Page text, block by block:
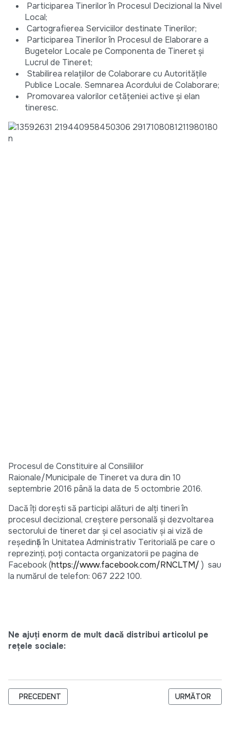
Participarea Tinerilor în Procesul Decizional la Nivel
Local;
Cartografierea Serviciilor destinate Tinerilor;
Participarea Tinerilor în Procesul de Elaborare a
Bugetelor Locale pe Componenta de Tineret şi
Lucrul de Tineret;
Stabilirea relațiilor de Colaborare cu Autoritățile
Publice Locale. Semnarea Acordului de Colaborare;
Promovarea valorilor cetățeniei active şi elan
tineresc.
Procesul de Constituire al Consiliilor
Raionale/Municipale de Tineret va dura din 10
septembrie 2016 până la data de 5 octombrie 2016.
Dacă îți doreşti să participi alături de alți tineri în
procesul decizional, creștere personală şi dezvoltarea
sectorului de tineret dar şi cel asociativ şi ai viză de
reședință în Unitatea Administrativ Teritorială pe care o
reprezinți, poți contacta organizatorii pe pagina de
Facebook (https://www.facebook.com/RNCLTM/ ) sau
la numărul de telefon: 067 222 100.
Ne ajuți enorm de mult dacă distribui articolul pe
rețele sociale:
ARTICOL PRECEDENT: APEL DE PARTICIPARE PENTRU
PRECEDENT ARTICOLUL
URMĂTOR